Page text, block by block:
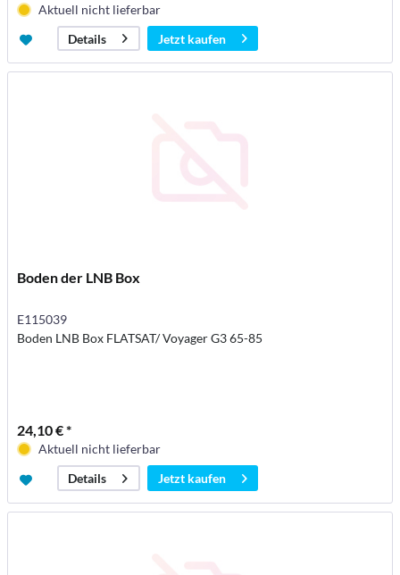
Aktuell nicht lieferbar
Details
Jetzt kaufen
Boden der LNB Box
E115039
Boden LNB Box FLATSAT/ Voyager G3 65-85
24,10 € *
Aktuell nicht lieferbar
Details
Jetzt kaufen